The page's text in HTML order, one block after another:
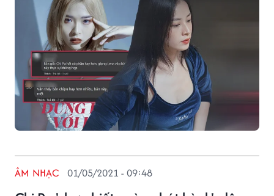
ÂM NHẠC 01/05/2021 - 09:48